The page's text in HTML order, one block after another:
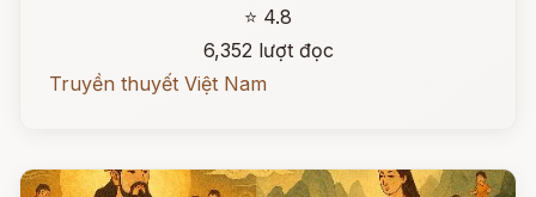
⭐ 4.8
6,352 lượt đọc
Truyền thuyết Việt Nam